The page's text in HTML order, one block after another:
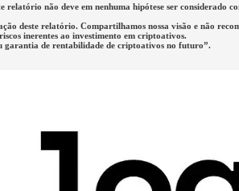
não deve em nenhuma hipótese ser considerado
deste relatório. Compartilhamos nossa visão e não
inerentes ao investimento em criptoativos.
garantia de rentabilidade de criptoativos no futuro”.